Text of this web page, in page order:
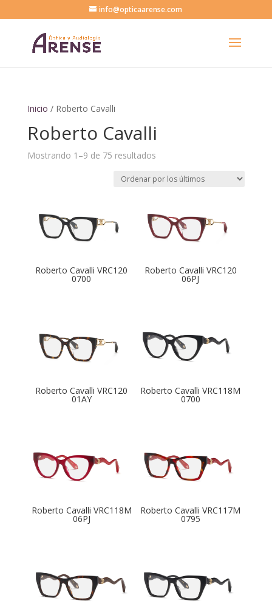
info@opticaarense.com
Inicio / Roberto Cavalli
Roberto Cavalli
Mostrando 1–9 de 75 resultadosOrdenado
los
Roberto Cavalli VRC120
0700
Roberto Cavalli VRC120
06PJ
Roberto Cavalli VRC120
01AY
Roberto Cavalli VRC118M
0700
Roberto Cavalli VRC118M
06PJ
Roberto Cavalli VRC117M
0795